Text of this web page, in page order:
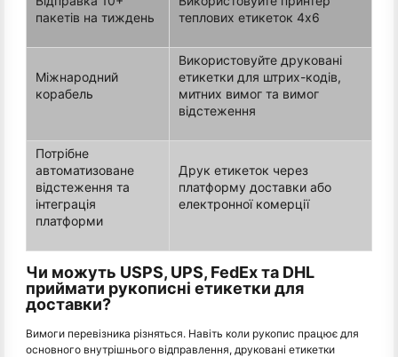
пакетів на тиждень
теплових етикеток 4x6
Міжнародний
корабель
Використовуйте друковані
етикетки для штрих-кодів,
митних вимог та вимог
відстеження
Потрібне
автоматизоване
відстеження та
інтеграція
платформи
Друк етикеток через
платформу доставки або
електронної комерції
Чи можуть USPS, UPS, FedEx та DHL
приймати рукописні етикетки для
доставки?
Вимоги перевізника різняться. Навіть коли рукопис працює для
основного внутрішнього відправлення, друковані етикетки